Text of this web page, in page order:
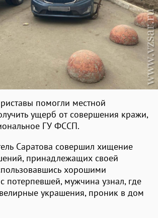
помогли местной
ущерб от совершения кражи,
ГУ ФССП.
Саратова совершил хищение
принадлежащих своей
хорошими
потерпевшей, мужчина узнал, где
украшения, проник в дом